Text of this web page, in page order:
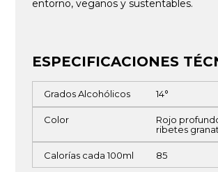
entorno, veganos y sustentables.
ESPECIFICACIONES
Grados Alcohólicos 14°
Color
Rojo
ribetes
Calorías cada 100ml 85